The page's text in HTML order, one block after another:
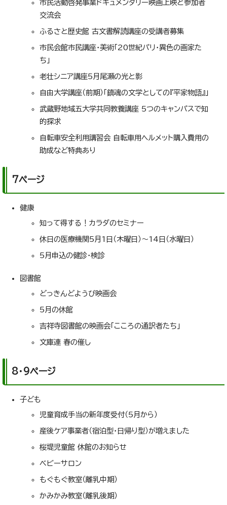
市民活動啓発事業ドキュメンタリー映画上映と参加者
交流会
ふるさと歴史館 古文書解読講座の受講者募集
市民会館市民講座・美術「20世紀パリ・異色の画家た
ち」
老壮シニア講座5月尾瀬の光と影
自由大学講座（前期）「鎮魂の文学としての『平家物語』」
武蔵野地域五大学共同教養講座 5つのキャンパスで知
的探求
自転車安全利用講習会 自転車用ヘルメット購入費用の
助成など特典あり
7ページ
健康
知って得する！カラダのセミナー
休日の医療機関5月1日（木曜日）～14日（水曜日）
5月申込の健診・検診
図書館
どっきんどようび映画会
5月の休館
吉祥寺図書館の映画会「こころの通訳者たち」
文庫連 春の催し
8・9ページ
子ども
児童育成手当の新年度受付（5月から）
産後ケア事業者（宿泊型・日帰り型）が増えました
桜堤児童館 休館のお知らせ
ベビーサロン
もぐもぐ教室（離乳中期）
かみかみ教室（離乳後期）